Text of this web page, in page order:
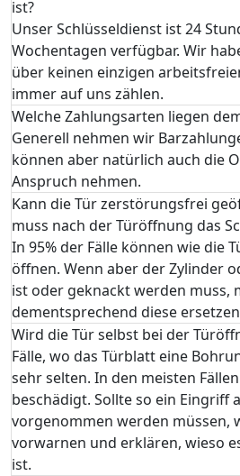
ist?
Unser Schlüsseldienst ist 24
Wochentagen verfügbar. Wir
über keinen einzigen
immer auf uns zählen.
Welche Zahlungsarten liegen
Generell nehmen wir
können aber natürlich auch die
Anspruch nehmen.
Kann die Tür zerstörungsfrei
muss nach der Türöffnung das
In 95% der Fälle können wie die
öffnen. Wenn aber der Zylinder
ist oder geknackt werden muss,
dementsprechend diese
Wird die Tür selbst bei der
Fälle, wo das Türblatt eine
sehr selten. In den meisten
beschädigt. Sollte so ein Eingriff
vorgenommen werden müssen,
vorwarnen und erklären, wieso
ist.